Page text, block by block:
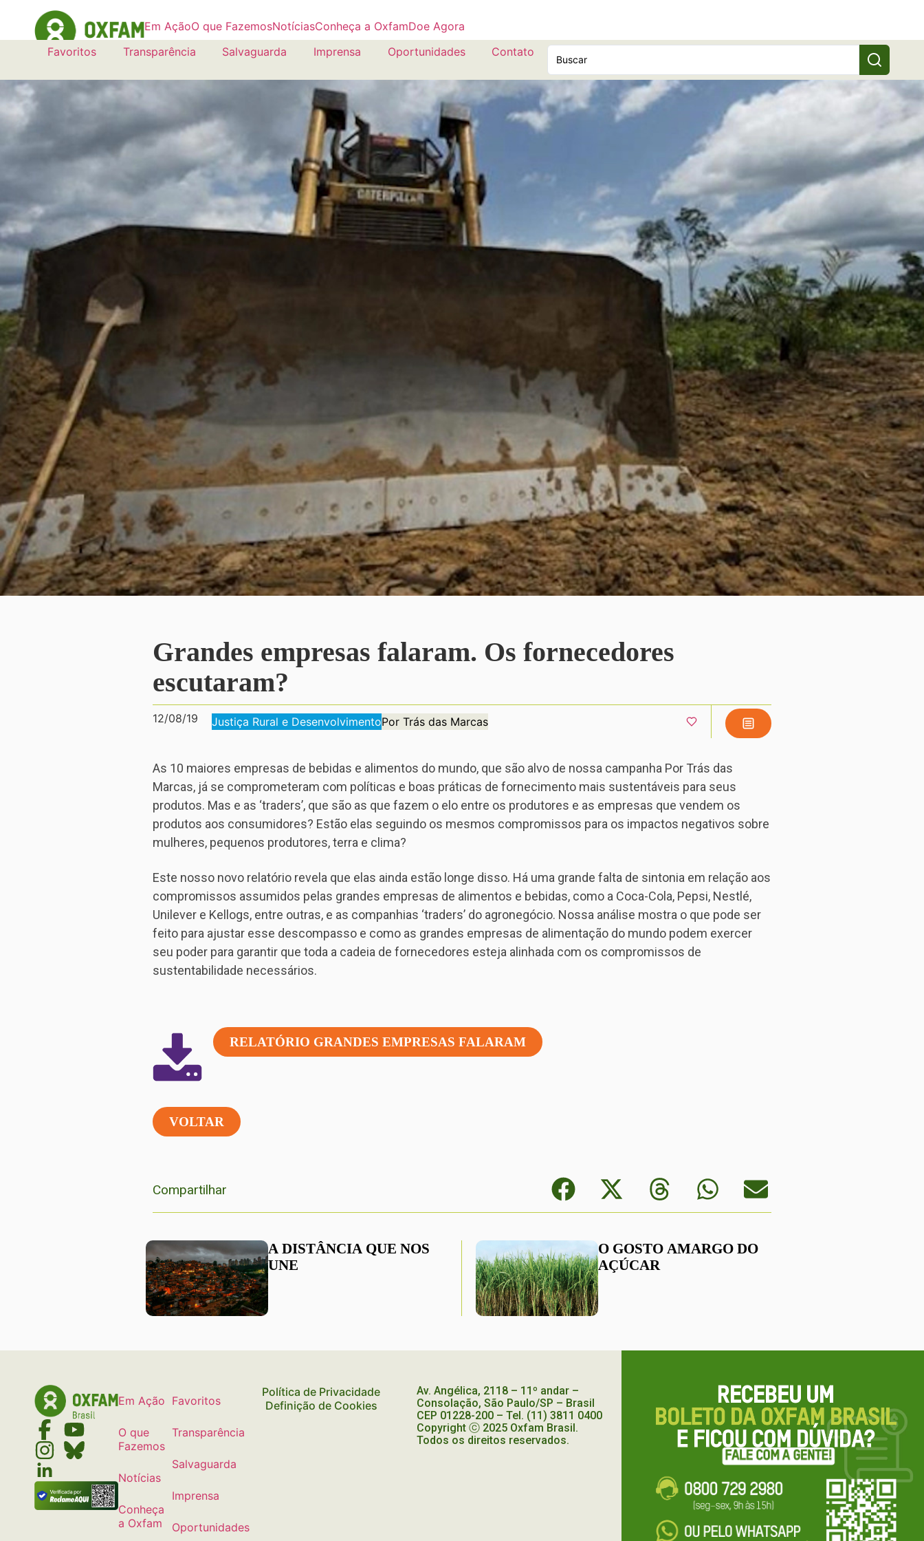
Em AçãoO que FazemosNotíciasConheça a OxfamDoe Agora
Favoritos
Transparência Salvaguarda Imprensa Oportunidades Contato
Grandes empresas falaram. Os fornecedores
escutaram?
12/08/19 Justiça Rural e DesenvolvimentoPor Trás das Marcas
As 10 maiores empresas de bebidas e alimentos do mundo, que são alvo de nossa campanha Por Trás das
Marcas, já se comprometeram com políticas e boas práticas de fornecimento mais sustentáveis para seus
produtos. Mas e as ‘traders’, que são as que fazem o elo entre os produtores e as empresas que vendem os
produtos aos consumidores? Estão elas seguindo os mesmos compromissos para os impactos negativos sobre
mulheres, pequenos produtores, terra e clima?
Este nosso novo relatório revela que elas ainda estão longe disso. Há uma grande falta de sintonia em relação aos
compromissos assumidos pelas grandes empresas de alimentos e bebidas, como a Coca-Cola, Pepsi, Nestlé,
Unilever e Kellogs, entre outras, e as companhias ‘traders’ do agronegócio. Nossa análise mostra o que pode ser
feito para ajustar esse descompasso e como as grandes empresas de alimentação do mundo podem exercer
seu poder para garantir que toda a cadeia de fornecedores esteja alinhada com os compromissos de
sustentabilidade necessários.
RELATÓRIO GRANDES EMPRESAS FALARAM
VOLTAR
Compartilhar
A DISTÂNCIA QUE NOS
UNE
O GOSTO AMARGO DO
AÇÚCAR
Em Ação
O que
Fazemos
Notícias
Conheça
a Oxfam
Favoritos
Transparência
Salvaguarda
Imprensa
Oportunidades
Política de Privacidade
Definição de Cookies
Av. Angélica, 2118 – 11º andar –
Consolação, São Paulo/SP – Brasil
CEP 01228-200 – Tel. (11) 3811 0400
Copyright ⓒ 2025 Oxfam Brasil.
Todos os direitos reservados.